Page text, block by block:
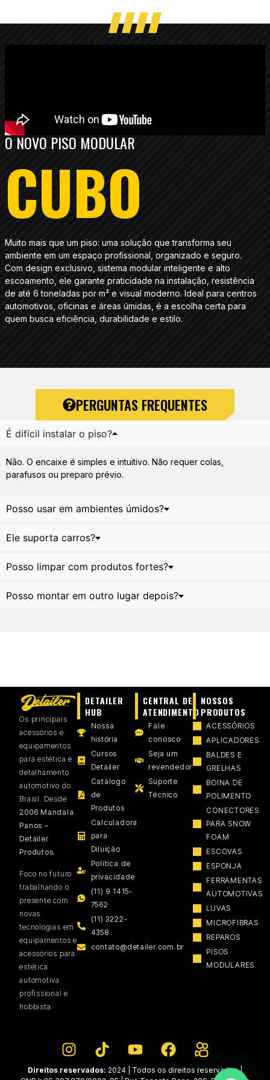
O NOVO PISO MODULAR
CUBO
Muito mais que um piso: uma solução que transforma seu
ambiente em um espaço profissional, organizado e seguro.
Com design exclusivo, sistema modular inteligente e alto
escoamento, ele garante praticidade na instalação, resistência
de até 6 toneladas por m² e visual moderno. Ideal para centros
automotivos, oficinas e áreas úmidas, é a escolha certa para
quem busca eficiência, durabilidade e estilo.
PERGUNTAS FREQUENTES
É difícil instalar o piso?
Não. O encaixe é simples e intuitivo. Não requer colas,
parafusos ou preparo prévio.
Posso usar em ambientes úmidos?
Ele suporta carros?
Posso limpar com produtos fortes?
Posso montar em outro lugar depois?
Os principais
acessórios e
equipamentos
para estética e
detalhamento
automotivo do
Brasil. Desde
2006 Mandala
Panos –
Detailer
Produtos.
Foco no futuro
trabalhando o
presente com
novas
tecnologias em
equipamentos e
acessórios para
estética
automotiva
profissional e
hobbista
DETAILER
HUB
Nossa
história
Cursos
Detailer
Catálogo
de
Produtos
Calculadora
para
Diluição
Política de
privacidade
(11) 9 1415-
7562
(11) 3222-
4358
contato@detailer.com.br
CENTRAL DE
ATENDIMENTO
Fale
conosco
Seja um
revendedor
Suporte
Técnico
NOSSOS
PRODUTOS
ACESSÓRIOS
APLICADORES
BALDES E
GRELHAS
BOINA DE
POLIMENTO
CONECTORES
PARA SNOW
FOAM
ESCOVAS
ESPONJA
FERRAMENTAS
AUTOMOTIVAS
LUVAS
MICROFIBRAS
REPAROS
PISOS
MODULARES
Direitos reservados: 2024 | Todos os direitos reservados |